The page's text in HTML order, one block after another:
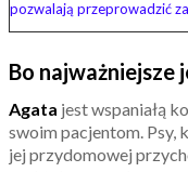
pozwalają przeprowadzić
Bo najważniejsze
Agata jest wspaniałą
swoim pacjentom. Psy,
jej przydomowej